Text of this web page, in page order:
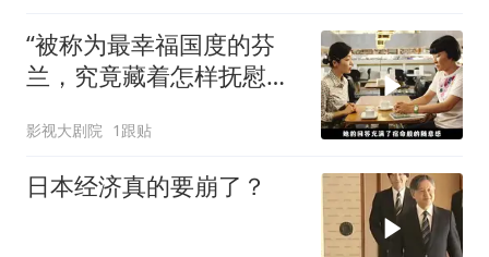
“被称为最幸福国度的芬
兰，究竟藏着怎样抚慰人
影视大剧院 1跟贴
日本经济真的要崩了？